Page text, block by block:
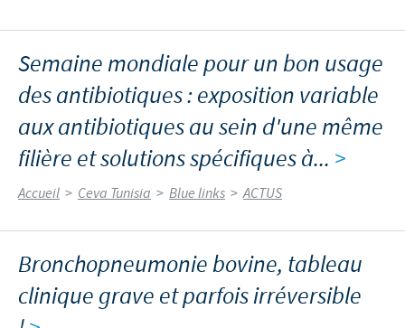
Semaine mondiale pour un bon usage
des antibiotiques : exposition variable
aux antibiotiques au sein d'une même
filière et solutions spécifiques à... >
Accueil > Ceva Tunisia > Blue links > ACTUS
Bronchopneumonie bovine, tableau
clinique grave et parfois irréversible